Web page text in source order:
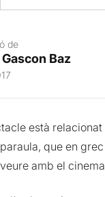
de
Baz
està relacionat
que en
amb el